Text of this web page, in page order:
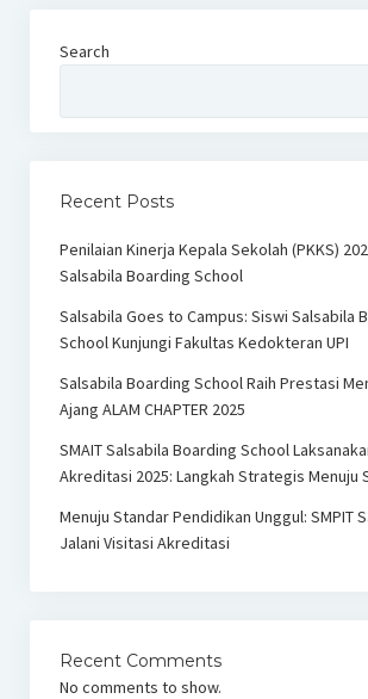
Search
Recent Posts
Penilaian Kinerja Kepala Sekolah (PKKS)
Salsabila Boarding School
Salsabila Goes to Campus: Siswi Salsabila
School Kunjungi Fakultas Kedokteran UPI
Salsabila Boarding School Raih Prestasi
Ajang ALAM CHAPTER 2025
SMAIT Salsabila Boarding School
Akreditasi 2025: Langkah Strategis Menuju
Menuju Standar Pendidikan Unggul: SMPIT
Jalani Visitasi Akreditasi
Recent Comments
No comments to show.